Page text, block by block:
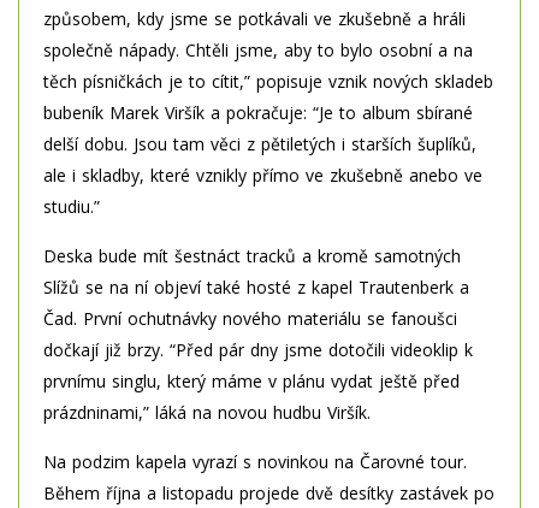
způsobem, kdy jsme se potkávali ve zkušebně a hráli
společně nápady. Chtěli jsme, aby to bylo osobní a na
těch písničkách je to cítit,” popisuje vznik nových skladeb
bubeník Marek Viršík a pokračuje: “Je to album sbírané
delší dobu. Jsou tam věci z pětiletých i starších šuplíků,
ale i skladby, které vznikly přímo ve zkušebně anebo ve
studiu.”
Deska bude mít šestnáct tracků a kromě samotných
Slížů se na ní objeví také hosté z kapel Trautenberk a
Čad. První ochutnávky nového materiálu se fanoušci
dočkají již brzy. “Před pár dny jsme dotočili videoklip k
prvnímu singlu, který máme v plánu vydat ještě před
prázdninami,” láká na novou hudbu Viršík.
Na podzim kapela vyrazí s novinkou na Čarovné tour.
Během října a listopadu projede dvě desítky zastávek po